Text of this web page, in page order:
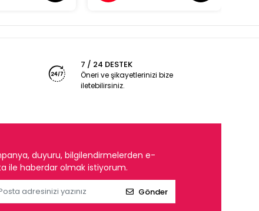
7 / 24 DESTEK
Öneri ve şikayetlerinizi bize
iletebilirsiniz.
duyuru, bilgilendirmelerden e-
ile haberdar olmak istiyorum.
Gönder